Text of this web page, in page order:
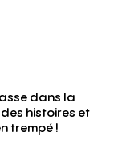
dans la
histoires et
trempé !